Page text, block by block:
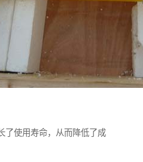
了使用寿命，从而降低了成